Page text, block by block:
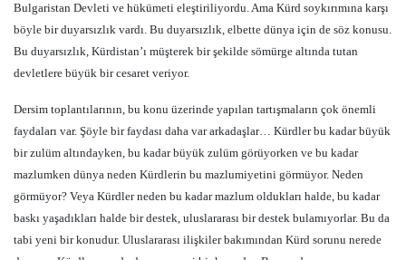
Bulgaristan Devleti ve hükümeti eleştiriliyordu. Ama Kürd soykırımına karşı
böyle bir duyarsızlık vardı. Bu duyarsızlık, elbette dünya için de söz konusu.
Bu duyarsızlık, Kürdistan’ı müşterek bir şekilde sömürge altında tutan
devletlere büyük bir cesaret veriyor.
Dersim toplantılarının, bu konu üzerinde yapılan tartışmaların çok önemli
faydaları var. Şöyle bir faydası daha var arkadaşlar… Kürdler bu kadar büyük
bir zulüm altındayken, bu kadar büyük zulüm görüyorken ve bu kadar
mazlumken dünya neden Kürdlerin bu mazlumiyetini görmüyor. Neden
görmüyor? Veya Kürdler neden bu kadar mazlum oldukları halde, bu kadar
baskı yaşadıkları halde bir destek, uluslararası bir destek bulamıyorlar. Bu da
tabi yeni bir konudur. Uluslararası ilişkiler bakımından Kürd sorunu nerede